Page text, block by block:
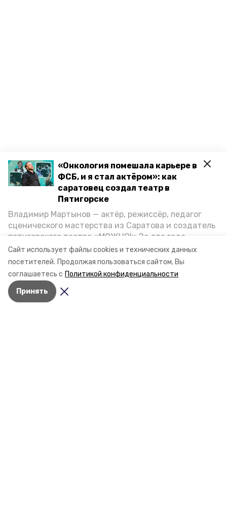
Сайт использует файлы cookies и технических данных
посетителей. Продолжая пользоваться сайтом, Вы
соглашаетесь с Политикой конфиденциальности
Принять
«Онкология помешала карьере в
ФСБ, и я стал актёром»: как
саратовец создал театр в
Пятигорске
Владимир Мартынов — актёр, режиссёр, педагог
сценического мастерства из Саратова и создатель
пятигорского театра «МОЖНО!» За два года
существования театр выпустил восемь спектаклей,
впереди — новые премьеры. О том, как стал
артистом, попал в Пятигорск и собрал труппу,
режиссёр рассказал корреспонденту «Портала
Пятигорска».